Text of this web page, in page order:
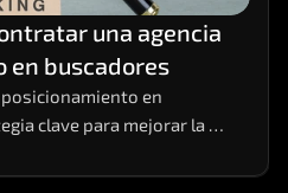
una agencia
en buscadores
en
clave para mejorar la
línea.  Estas agencias
experiencia necesarios